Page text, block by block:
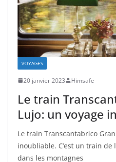
VOYAGES
20 janvier 2023 Himsafe
Le train
Lujo: un voyage
Le train Transcantabrico
inoubliable. C’est un train de
dans les montagnes